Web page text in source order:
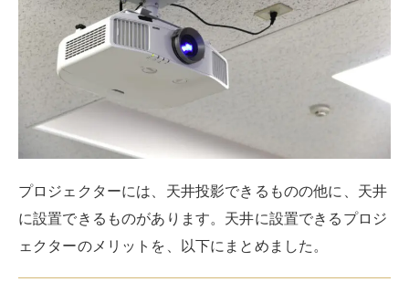
プロジェクターには、天井投影できるものの他に、天井
に設置できるものがあります。天井に設置できるプロジ
ェクターのメリットを、以下にまとめました。